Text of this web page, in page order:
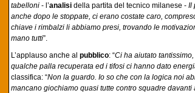
tabelloni - l’analisi della partita del tecnico milanese - Il
anche dopo le stoppate, ci erano costate caro,
chiave i rimbalzi li abbiamo presi, trovando le
mano tutti”.
L’applauso anche al pubblico: “Ci ha aiutato
qualche palla recuperata ed i tifosi ci hanno dato
classifica: “Non la guardo. Io so che con la logica noi
mancano giochiamo quasi tutte contro squadre davanti